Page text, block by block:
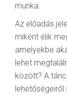
munka.
Az előadás
miként élik
amelyekbe
lehet
között? A